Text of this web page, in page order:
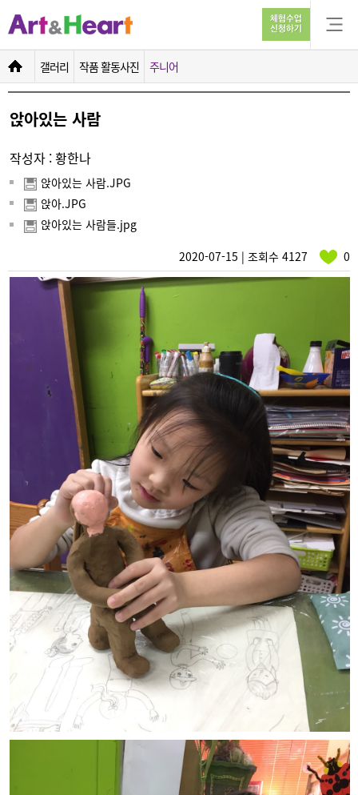
앉아있는 사람
갤러리 작품 활동사진 주니어
앉아있는 사람
작성자 : 황한나
앉아있는 사람.JPG
앉아.JPG
앉아있는 사람들.jpg
2020-07-15 | 조회수 4127
0